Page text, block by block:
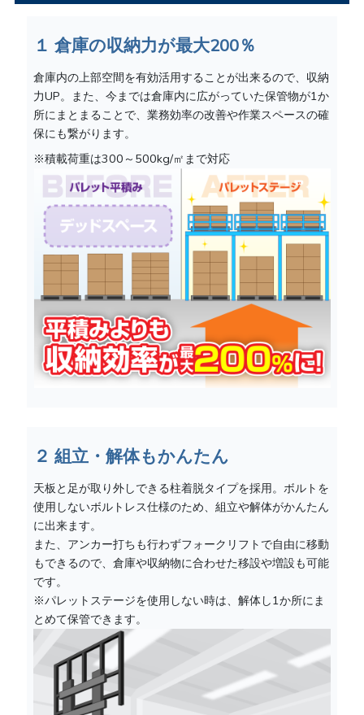
１ 倉庫の収納力が最大200％
倉庫内の上部空間を有効活用することが出来るので、収納
力UP。また、今までは倉庫内に広がっていた保管物が1か
所にまとまることで、業務効率の改善や作業スペースの確
保にも繋がります。
※積載荷重は300～500kg/㎡まで対応
２ 組立・解体もかんたん
天板と足が取り外しできる柱着脱タイプを採用。ボルトを
使用しないボルトレス仕様のため、組立や解体がかんたん
に出来ます。
また、アンカー打ちも行わずフォークリフトで自由に移動
もできるので、倉庫や収納物に合わせた移設や増設も可能
です。
※パレットステージを使用しない時は、解体し1か所にま
とめて保管できます。